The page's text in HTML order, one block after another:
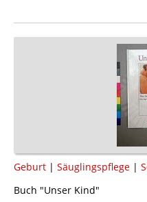
Geburt | Säuglingspflege |
Buch "Unser Kind"